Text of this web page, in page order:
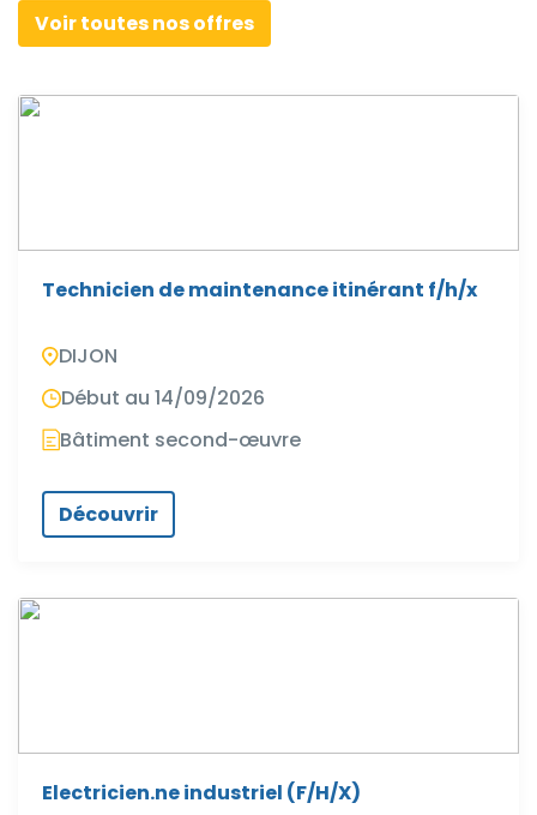
Voir toutes nos offres
Technicien de maintenance itinérant f/h/x
DIJON
Début au 14/09/2026
Bâtiment second-œuvre
Découvrir
Electricien.ne industriel (F/H/X)